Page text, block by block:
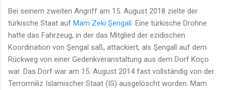
Bei seinem zweiten Angriff am 15. August 2018 zielte der
türkische Staat auf Mam Zeki Şengalî. Eine türkische Drohne
hatte das Fahrzeug, in der das Mitglied der ezidischen
Koordination von Şengal saß, attackiert, als Şengalî auf dem
Rückweg von einer Gedenkveranstaltung aus dem Dorf Koço
war. Das Dorf war am 15. August 2014 fast vollständig von der
Terrormiliz Islamischer Staat (IS) ausgelöscht worden. Mam